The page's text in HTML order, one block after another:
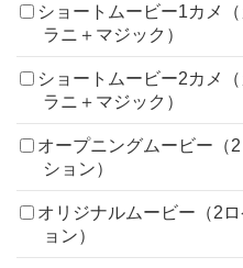
ショートムービー1カメ
ラニ＋マジック）
ショートムービー2カメ
ラニ＋マジック）
オープニングムービー（
ション）
オリジナルムービー（2
ョン）